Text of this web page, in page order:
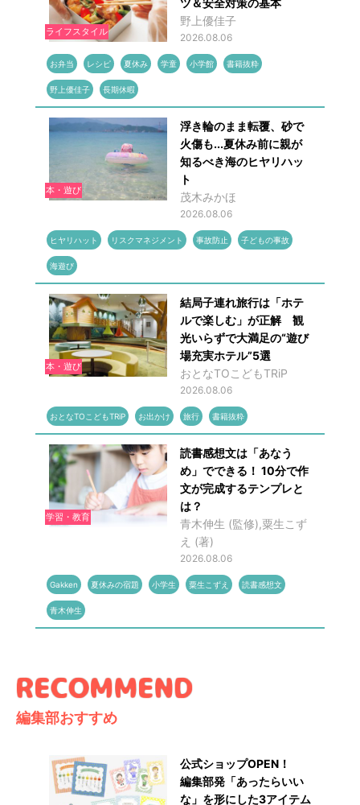
ライフスタイル
ツ＆安全対策の基本
野上優佳子
2026.08.06
お弁当 レシピ 夏休み 学童 小学館 書籍抜粋
野上優佳子 長期休暇
本・遊び
浮き輪のまま転覆、砂で
火傷も...夏休み前に親が
知るべき海のヒヤリハッ
ト
茂木みかほ
2026.08.06
ヒヤリハット リスクマネジメント 事故防止 子どもの事故
海遊び
本・遊び
結局子連れ旅行は「ホテ
ルで楽しむ」が正解 観
光いらずで大満足の“遊び
場充実ホテル”5選
おとなTOこどもTRiP
2026.08.06
おとなTOこどもTRiP お出かけ 旅行 書籍抜粋
学習・教育
読書感想文は「あなう
め」でできる！ 10分で作
文が完成するテンプレと
は？
青木伸生 (監修),粟生こず
え (著)
2026.08.06
Gakken 夏休みの宿題 小学生 粟生こずえ 読書感想文
青木伸生
編集部おすすめ
公式ショップOPEN！
編集部発「あったらいい
な」を形にした3アイテム